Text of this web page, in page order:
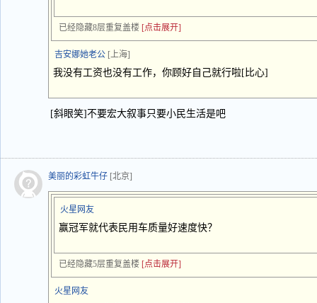
已经隐藏8层重复盖楼 [点击展开]
吉安娜她老公 [上海]
我没有工资也没有工作，你顾好自己就行啦[比心]
[斜眼笑]不要宏大叙事只要小民生活是吧
美丽的彩虹牛仔 [北京]
火星网友
赢冠军就代表民用车质量好速度快？
已经隐藏5层重复盖楼 [点击展开]
火星网友